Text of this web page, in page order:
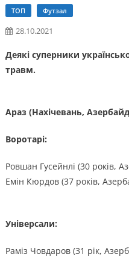
ТОП Футзал
28.10.2021
Деякі суперники
травм.
Араз (Нахічевань,
Воротарі:
Ровшан Гусейнлі (30 років,
Емін Кюрдов (37 років,
Універсали:
Раміз Човдаров (31 рік,